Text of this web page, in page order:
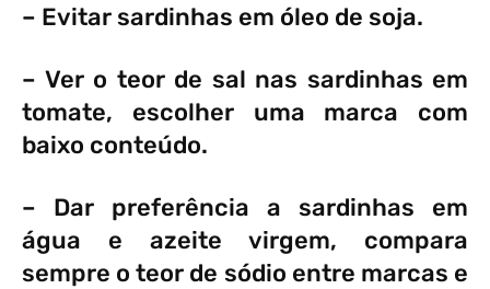
– Evitar sardinhas em óleo de soja.
– Ver o teor de sal nas sardinhas em
tomate, escolher uma marca com
baixo conteúdo.
– Dar preferência a sardinhas em
água e azeite virgem, compara
sempre o teor de sódio entre marcas e